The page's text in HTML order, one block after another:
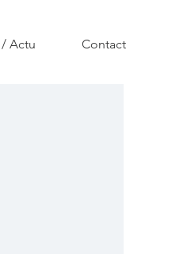
Actu Contact